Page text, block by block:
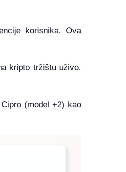
korisnika. Ova
kripto tržištu uživo.
(model +2) kao